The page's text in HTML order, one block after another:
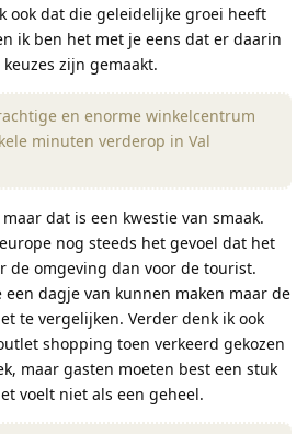
ook dat die geleidelijke groei heeft
ik ben het met je eens dat er daarin
zijn gemaakt.
en enorme winkelcentrum
minuten verderop in Val
dat is een kwestie van smaak.
nog steeds het gevoel dat het
de omgeving dan voor de tourist.
dagje van kunnen maken maar de
te vergelijken. Verder denk ik ook
shopping toen verkeerd gekozen
maar gasten moeten best een stuk
voelt niet als een geheel.